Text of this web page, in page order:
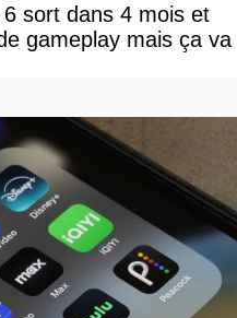
sort dans 4 mois et
gameplay mais ça va